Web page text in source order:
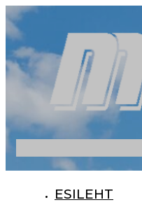
ESILEHT